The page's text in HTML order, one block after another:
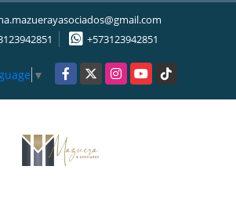
+573123942851
▼ Facebook
X InstagramYouTubeTikTok